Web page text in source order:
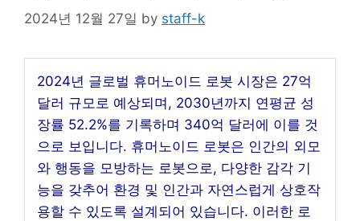
2024년 12월 27일 by staff-k
2024년 글로벌 휴머노이드 로봇 시장은 27억
달러 규모로 예상되며, 2030년까지 연평균 성
장률 52.2%를 기록하며 340억 달러에 이를 것
으로 보입니다. 휴머노이드 로봇은 인간의 외모
와 행동을 모방하는 로봇으로, 다양한 감각 기
능을 갖추어 환경 및 인간과 자연스럽게 상호작
용할 수 있도록 설계되어 있습니다. 이러한 로